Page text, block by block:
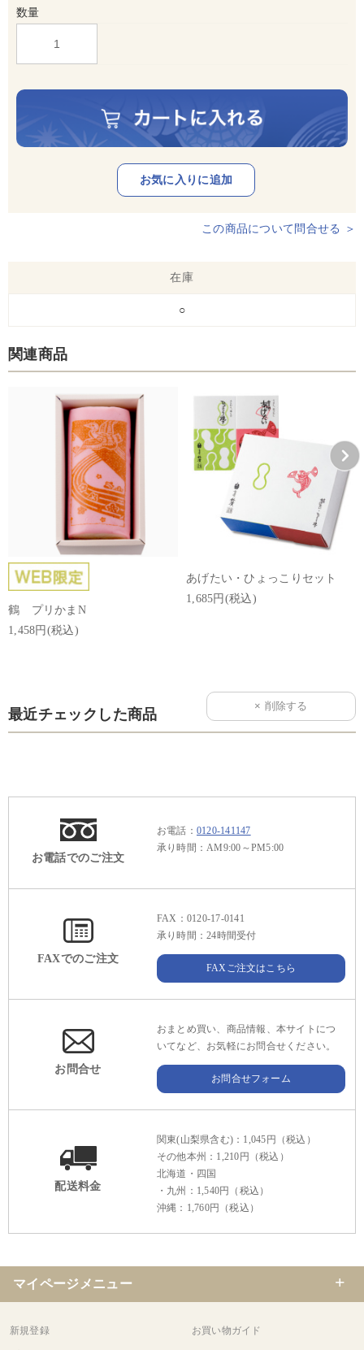
数量
この商品について問合せる ＞
在庫
○
関連商品
鶴 プリかまN
1,458円(税込)
あげたい・ひょっこりセット
1,685円(税込)
最近チェックした商品
お電話でのご注文
お電話： 0120-141147
承り時間：AM9:00～PM5:00
FAXでのご注文
FAX：0120-17-0141
承り時間：24時間受付
FAXご注文はこちら
お問合せ
おまとめ買い、商品情報、本サイトにつ
いてなど、お気軽にお問合せください。
お問合せフォーム
配送料金
関東(山梨県含む)：1,045円（税込）
その他本州：1,210円（税込）
北海道・四国
・九州：1,540円（税込）
沖縄：1,760円（税込）
マイページメニュー
新規登録 お買い物ガイド